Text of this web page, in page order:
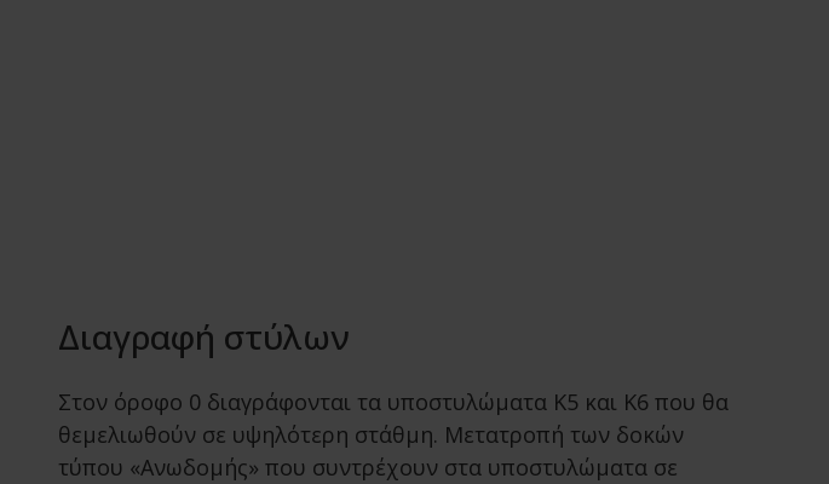
Διαγραφή στύλων
Στον όροφο 0 διαγράφονται τα υποστυλώματα Κ5 και Κ6 που θα
θεμελιωθούν σε υψηλότερη στάθμη. Μετατροπή των δοκών
τύπου «Ανωδομής» που συντρέχουν στα υποστυλώματα σε